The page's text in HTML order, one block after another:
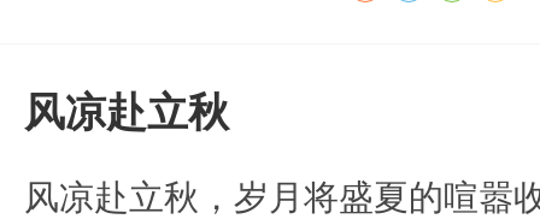
风凉赴立秋
风凉赴立秋，岁月将盛夏的喧嚣